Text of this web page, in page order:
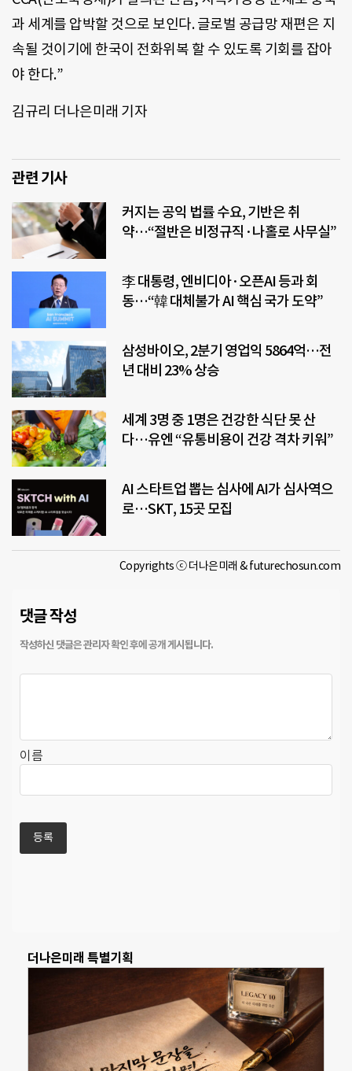
과 세계를 압박할 것으로 보인다. 글로벌 공급망 재편은 지
속될 것이기에 한국이 전화위복 할 수 있도록 기회를 잡아
야 한다.”
김규리 더나은미래 기자
관련 기사
커지는 공익 법률 수요, 기반은 취
약…“절반은 비정규직·나홀로 사무실”
李 대통령, 엔비디아·오픈AI 등과 회
동…“韓 대체불가 AI 핵심 국가 도약”
삼성바이오, 2분기 영업익 5864억…전
년 대비 23% 상승
세계 3명 중 1명은 건강한 식단 못 산
다…유엔 “유통비용이 건강 격차 키워”
AI 스타트업 뽑는 심사에 AI가 심사역으
로…SKT, 15곳 모집
Copyrights ⓒ 더나은미래 & futurechosun.com
댓글 작성
이름
더나은미래 특별기획